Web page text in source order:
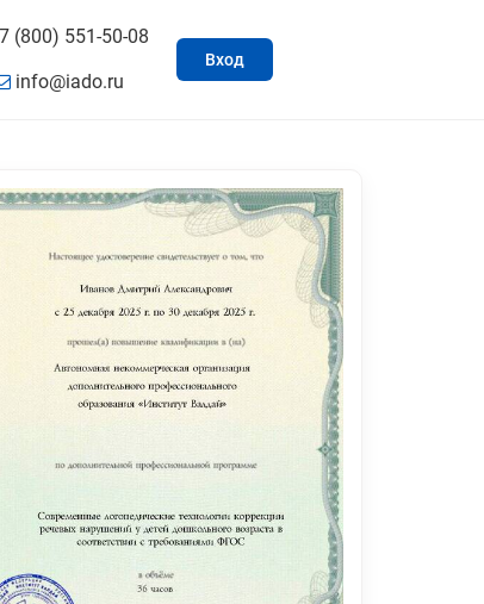
(800) 551-50-08
info@iado.ru
Вход